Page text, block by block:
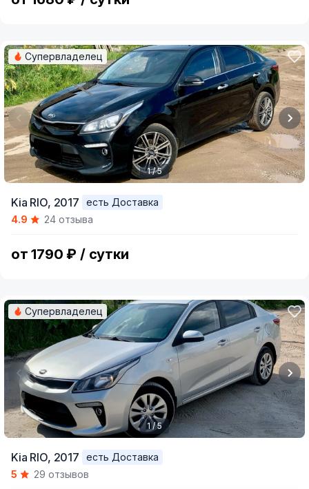
of
Супервладелец
1 / 5
Kia RIO, 2017
есть Доставка
4.9
24 отзыва
от 1790 ₽ / сутки
of
Супервладелец
1 / 5
Kia RIO, 2017
есть Доставка
5
29 отзывов